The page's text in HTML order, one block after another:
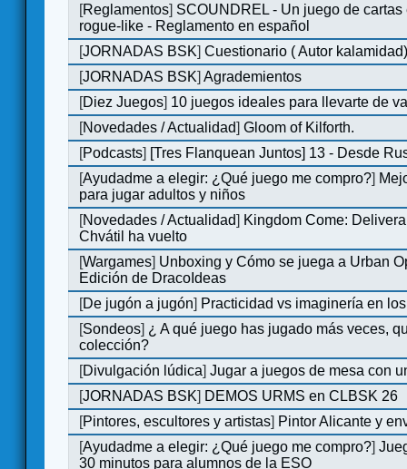
[Reglamentos] SCOUNDREL - Un juego de cartas
rogue-like - Reglamento en español
[JORNADAS BSK]Cuestionario ( Autor
[JORNADAS BSK]Agrademientos
[Diez Juegos] 10 juegos ideales para llevarte de
[Novedades / Actualidad]Gloom of Kilforth.
[Podcasts] [Tres Flanquean Juntos] 13 - Desde
[Ayudadme a elegir: ¿Qué juego me compro?]
para jugar adultos y niños
[Novedades / Actualidad] Kingdom Come:
Chvátil ha vuelto
[Wargames] Unboxing y Cómo se juega a Urban
Edición de DracoIdeas
[De jugón a jugón] Practicidad vs imaginería en
[Sondeos] ¿ A qué juego has jugado más veces,
colección?
[Divulgación lúdica]Jugar a juegos de mesa con
[JORNADAS BSK] DEMOS URMS en CLBSK 26
[Pintores, escultores y artistas] Pintor Alicante y
[Ayudadme a elegir: ¿Qué juego me compro?]
30 minutos para alumnos de la ESO